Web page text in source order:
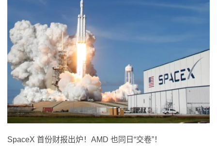
SpaceX 首份财报出炉！AMD 也同日“交卷”！